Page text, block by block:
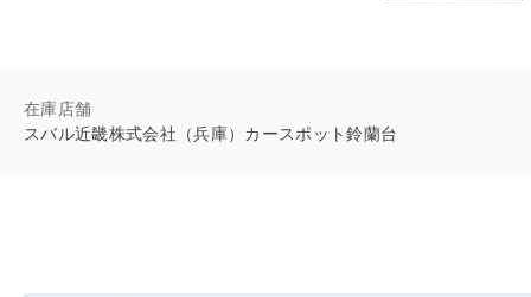
在庫店舗
スバル近畿株式会社（兵庫）カースポット鈴蘭台